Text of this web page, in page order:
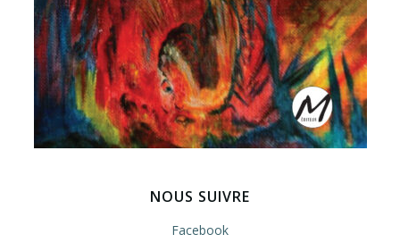
NOUS SUIVRE
Facebook